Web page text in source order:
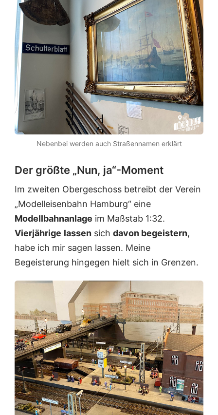
Nebenbei werden auch Straßennamen erklärt
Der größte „Nun, ja“-Moment
Im zweiten Obergeschoss betreibt der Verein
„Modelleisenbahn Hamburg“ eine
Modellbahnanlage im Maßstab 1:32.
Vierjährige lassen sich davon begeistern,
habe ich mir sagen lassen. Meine
Begeisterung hingegen hielt sich in Grenzen.